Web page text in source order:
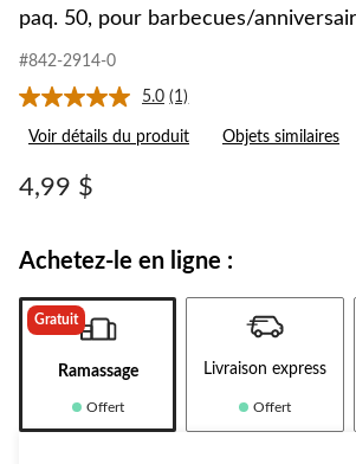
paq. 50, pour barbecues/
#842-2914-0
5.0 Lire
commentaire.
(1)
Voir détails du produit Objets similaires
4,99 $
Achetez-le en ligne :
Gratuit
Ramassage
Offert
Livraison express
Offert